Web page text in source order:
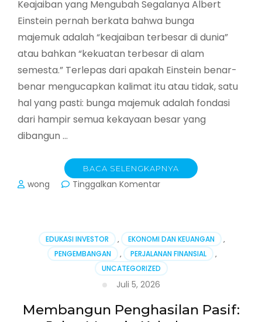
Keajaiban yang Mengubah Segalanya Albert
Einstein pernah berkata bahwa bunga
majemuk adalah “keajaiban terbesar di dunia”
atau bahkan “kekuatan terbesar di alam
semesta.” Terlepas dari apakah Einstein benar-
benar mengucapkan kalimat itu atau tidak, satu
hal yang pasti: bunga majemuk adalah fondasi
dari hampir semua kekayaan besar yang
dibangun …
BACA SELENGKAPNYA
wong Tinggalkan Komentarpada
Rahasia
Membangun
Kekayaan
dalam
EDUKASI INVESTOR , EKONOMI DAN KEUANGAN
,
PENGEMBANGAN
, PERJALANAN FINANSIAL
,
UNCATEGORIZED
Juli 5, 2026
Membangun Penghasilan Pasif: